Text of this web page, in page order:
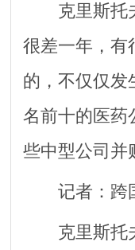
克里斯托夫
很差一年，有
的，不仅仅发
名前十的医药
些中型公司并
记者：跨国
克里斯托夫